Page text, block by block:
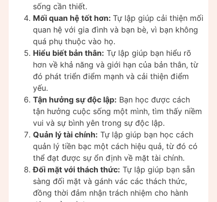
sống cần thiết.
Mối quan hệ tốt hơn: Tự lập giúp cải thiện mối
quan hệ với gia đình và bạn bè, vì bạn không
quá phụ thuộc vào họ.
Hiểu biết bản thân: Tự lập giúp bạn hiểu rõ
hơn về khả năng và giới hạn của bản thân, từ
đó phát triển điểm mạnh và cải thiện điểm
yếu.
Tận hưởng sự độc lập: Bạn học được cách
tận hưởng cuộc sống một mình, tìm thấy niềm
vui và sự bình yên trong sự độc lập.
Quản lý tài chính: Tự lập giúp bạn học cách
quản lý tiền bạc một cách hiệu quả, từ đó có
thể đạt được sự ổn định về mặt tài chính.
Đối mặt với thách thức: Tự lập giúp bạn sẵn
sàng đối mặt và gánh vác các thách thức,
đồng thời đảm nhận trách nhiệm cho hành